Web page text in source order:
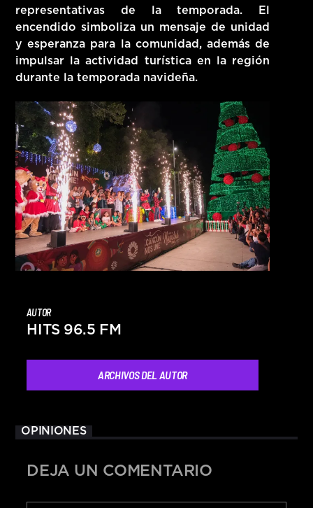
representativas de la temporada. El
encendido simboliza un mensaje de unidad
y esperanza para la comunidad, además de
impulsar la actividad turística en la región
durante la temporada navideña.
AUTOR
HITS 96.5 FM
ARCHIVOS DEL AUTOR
OPINIONES
DEJA UN COMENTARIO